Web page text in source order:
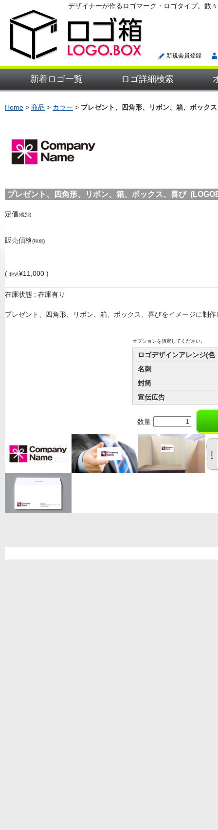
デザイナーが作るロゴマーク・ロゴタイプ。数
新規会員登録
新着ロゴ一覧 ロゴ詳細検索
Home > 商品 > カラー > プレゼント、四角形、リボン、箱、ボック
プレゼント、四角形、リボン、箱、ボックス、喜び
定価(税別)
販売価格(税別)
( 税込¥11,000 )
在庫状態 : 在庫有り
プレゼント、四角形、リボン、箱、ボックス、喜びをイメージに制
オプションを指定してください。
ロゴデザインアレンジ(
名刺
封筒
宣伝広告
数量